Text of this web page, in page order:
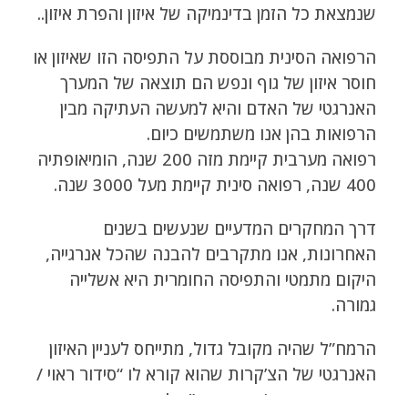
שנמצאת כל הזמן בדינמיקה של איזון והפרת איזון..
הרפואה הסינית מבוססת על התפיסה הזו שאיזון או
חוסר איזון של גוף ונפש הם תוצאה של המערך
האנרגטי של האדם והיא למעשה העתיקה מבין
הרפואות בהן אנו משתמשים כיום.
רפואה מערבית קיימת מזה 200 שנה, הומיאופתיה
400 שנה, רפואה סינית קיימת מעל 3000 שנה.
דרך המחקרים המדעיים שנעשים בשנים
האחרונות, אנו מתקרבים להבנה שהכל אנרגייה,
היקום מתמטי והתפיסה החומרית היא אשלייה
גמורה.
הרמח”ל שהיה מקובל גדול, מתייחס לעניין האיזון
האנרגטי של הצ’קרות שהוא קורא לו “סידור ראוי /